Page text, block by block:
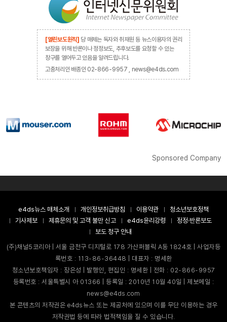
[열린보도원칙] 당 매체는 독자와 취재원 등 뉴스이용자의 권리
보장을 위해 반론이나 정정보도, 추후보도를 요청할 수 있는
창구를 열어두고 있음을 알려드립니다.
고충처리인 배종인 02-866-9957 , news@e4ds.com
Sponsored Company
e4ds뉴스 매체소개 개인정보취급방침 이용약관
청소년보호정책
기사제보
제휴문의 및 고객 불만 신고 e4ds윤리강령
정정·반론보도
보도 청구 안내
(주)채널5코리아 | 서울 금천구 디지털로 178 가산퍼블릭 A동 1824호 | 사업자등
록번호 : 113-86-36448 | 대표자 : 명세환
청소년보호책임자 : 장은성 | 발행인, 편집인 : 명세환 | 전화 : 02-866-9957
등록번호 : 서울특별시 아 01366 | 등록일 : 2010년 10월 40일 | 제보메일 :
news@e4ds.com
본 콘텐츠의 저작권은 e4ds뉴스 또는 제공처에 있으며 이를 무단 이용하는 경우
저작권법 등에 따라 법적책임을 질 수 있습니다.